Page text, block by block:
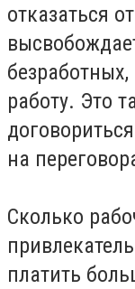
отказаться
работу. Это
на
Сколько
платить